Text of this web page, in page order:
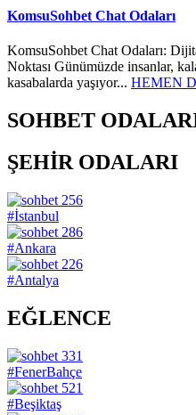
KomsuSohbet Chat Odaları
KomsuSohbet Chat Odaları:
Noktası Günümüzde insanlar,
kasabalarda yaşıyor... HEMEN
SOHBET
ŞEHİR ODALARI
256
#İstanbul
286
#Ankara
226
#Antalya
EĞLENCE
331
#FenerBahçe
521
#Beşiktaş